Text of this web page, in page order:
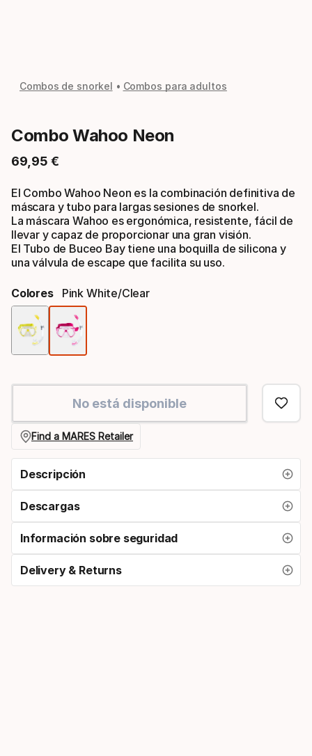
Combos de snorkel Combos para adultos
Combo Wahoo Neon
69 95 €
Precio final
El Combo Wahoo Neon es la combinación definitiva de
máscara y tubo para largas sesiones de snorkel.
La máscara Wahoo es ergonómica, resistente, fácil de
llevar y capaz de proporcionar una gran visión.
El Tubo de Buceo Bay tiene una boquilla de silicona y
una válvula de escape que facilita su uso.
Colores Pink White/clear
color
No está disponible
Find a MARES Retailer
Descripción
Descargas
Información sobre seguridad
Delivery & Returns